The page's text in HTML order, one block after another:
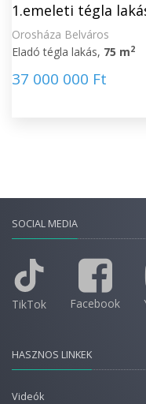
1.emeleti tégla
Orosháza Belváros
Eladó tégla lakás, 75 m2
37 000 000 Ft
SOCIAL MEDIA
TikTok Facebook
HASZNOS LINKEK
Videók